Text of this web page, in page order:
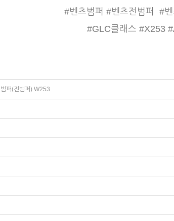
#벤츠범퍼 #벤츠전범퍼 #
#GLC클래스 #X253
퍼(전범퍼) W253